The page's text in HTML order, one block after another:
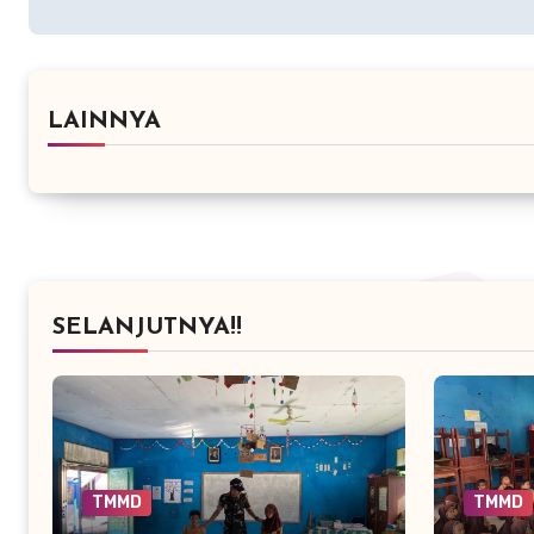
LAINNYA
SELANJUTNYA!!
TMMD TMMD